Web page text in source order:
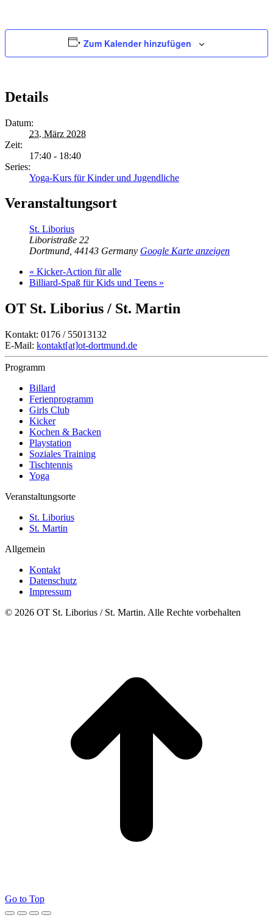
Zum Kalender hinzufügen
Details
Datum:
23. März 2028
Zeit:
17:40 - 18:40
Series:
Yoga-Kurs für Kinder und Jugendliche
Veranstaltungsort
St. Liborius
Liboristraße 22
Dortmund 44143 Germany Google Karte anzeigen
« Kicker-Action für alle
Billiard-Spaß für Kids und Teens »
OT St. Liborius / St. Martin
Kontakt: 0176 / 55013132
E-Mail: kontakt[at]ot-dortmund.de
Programm
Billard
Ferienprogramm
Girls Club
Kicker
Kochen & Backen
Playstation
Soziales Training
Tischtennis
Yoga
Veranstaltungsorte
St. Liborius
St. Martin
Allgemein
Kontakt
Datenschutz
Impressum
© 2026 OT St. Liborius / St. Martin. Alle Rechte vorbehalten
Go to Top